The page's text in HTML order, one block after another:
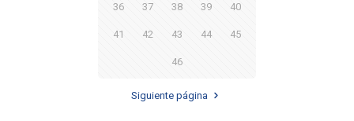
36 37 38 39 40
41 42 43 44 45
46
Siguiente página